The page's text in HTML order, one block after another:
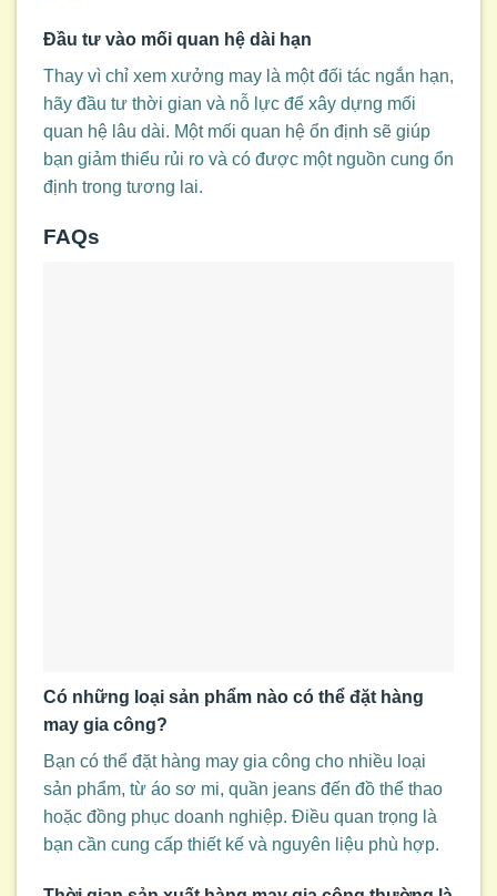
Đầu tư vào mối quan hệ dài hạn
Thay vì chỉ xem xưởng may là một đối tác ngắn hạn,
hãy đầu tư thời gian và nỗ lực để xây dựng mối
quan hệ lâu dài. Một mối quan hệ ổn định sẽ giúp
bạn giảm thiểu rủi ro và có được một nguồn cung ổn
định trong tương lai.
FAQs
Có những loại sản phẩm nào có thể đặt hàng
may gia công?
Bạn có thể đặt hàng may gia công cho nhiều loại
sản phẩm, từ áo sơ mi, quần jeans đến đồ thể thao
hoặc đồng phục doanh nghiệp. Điều quan trọng là
bạn cần cung cấp thiết kế và nguyên liệu phù hợp.